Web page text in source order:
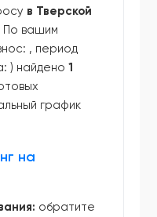
в Тверской
По вашим
, период
) найдено1
график
на
обратите